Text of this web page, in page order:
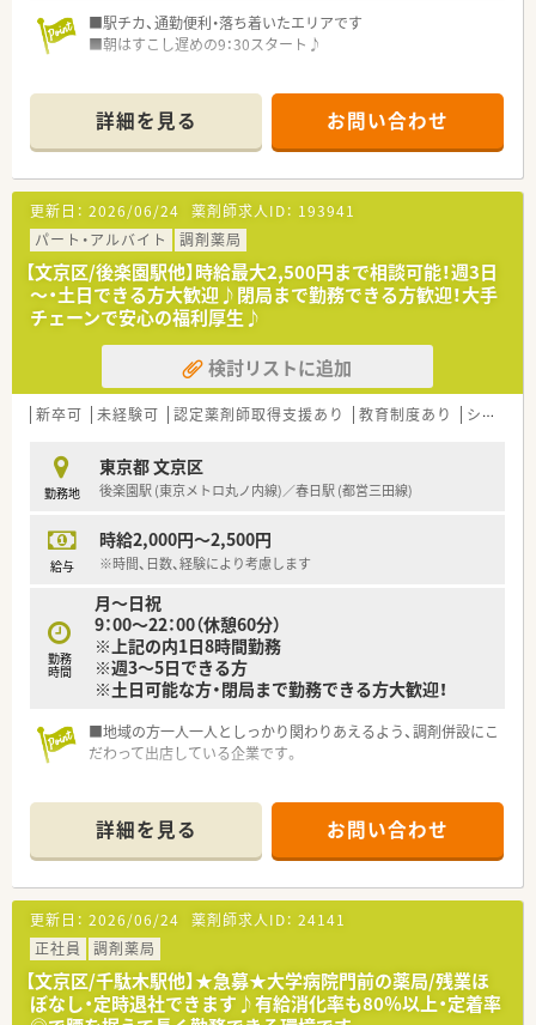
■駅チカ、通勤便利・落ち着いたエリアです
■朝はすこし遅めの9：30スタート♪
詳細を見る お問い合わせ
更新日： 2026/06/24 薬剤師求人ID： 193941
パート・アルバイト
調剤薬局
【文京区/後楽園駅他】時給最大2,500円まで相談可能！週3日
～・土日できる方大歓迎♪閉局まで勤務できる方歓迎！大手
チェーンで安心の福利厚生♪
検討リストに追加
新卒可 未経験可 認定薬剤師取得支援あり 教育制度あり シフト制
勤務地
東京都 文京区
後楽園駅 (東京メトロ丸ノ内線)／春日駅 (都営三田線)
給与
時給2,000円～2,500円
※時間、日数、経験により考慮します
勤務
時間
月～日祝
9：00～22：00（休憩60分）
※上記の内1日8時間勤務
※週3～5日できる方
※土日可能な方・閉局まで勤務できる方大歓迎！
■地域の方一人一人としっかり関わりあえるよう、調剤併設にこ
だわって出店している企業です。
にも力を入れています。
■調剤併設型ドラッグストアの中でも調剤に力を入れている企
業になり、OTCと調剤を両立させ、万能型薬剤師を目指せる企業
です。
■将来的には、マネージャー、商品開発、店舗開発、人事、経理等、
適性と希望に合わせて幅広くキャリア展開することができま
す。
詳細を見る お問い合わせ
更新日： 2026/06/24 薬剤師求人ID： 24141
正社員
調剤薬局
【文京区/千駄木駅他】★急募★大学病院門前の薬局/残業ほ
ぼなし・定時退社できます♪有給消化率も80％以上・定着率